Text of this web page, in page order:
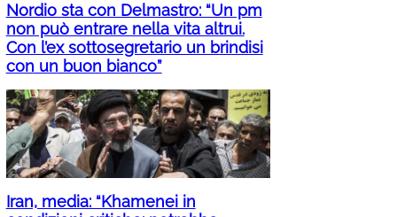
Nordio sta con Delmastro: “Un pm
non può entrare nella vita altrui.
Con l’ex sottosegretario un brindisi
con un buon bianco”
Iran, media: “Khamenei in